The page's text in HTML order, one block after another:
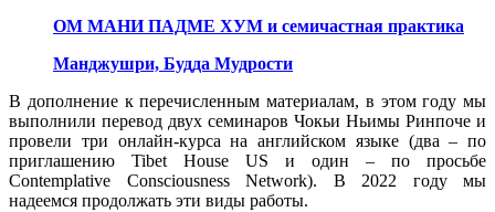
ОМ МАНИ ПАДМЕ ХУМ и семичастная практика
Манджушри, Будда Мудрости
В дополнение к перечисленным материалам, в этом году мы
выполнили перевод двух семинаров Чокьи Ньимы Ринпоче и
провели три онлайн-курса на английском языке (два – по
приглашению Tibet House US и один – по просьбе
Contemplative Consciousness Network). В 2022 году мы
надеемся продолжать эти виды работы.